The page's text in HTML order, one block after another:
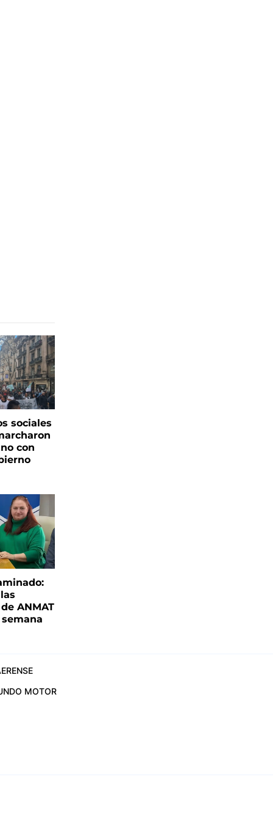
sociales
con
ANMAT
MOTOR